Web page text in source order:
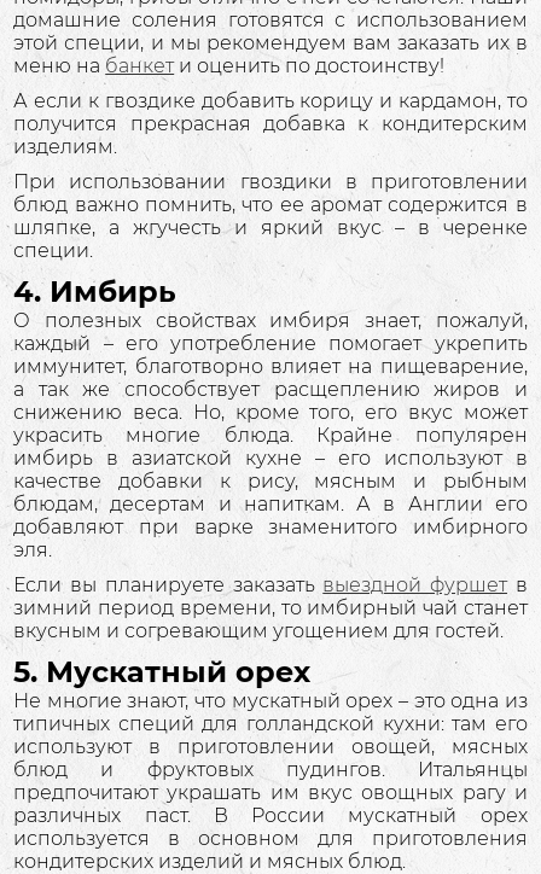
домашние соления готовятся с использованием
этой специи, и мы рекомендуем вам заказать их в
меню на банкети оценить по достоинству!
А если к гвоздике добавить корицу и кардамон, то
получится прекрасная добавка к кондитерским
изделиям.
При использовании гвоздики в приготовлении
блюд важно помнить, что ее аромат содержится в
шляпке, а жгучесть и яркий вкус – в черенке
специи.
4. Имбирь
О полезных свойствах имбиря знает, пожалуй,
каждый – его употребление помогает укрепить
иммунитет, благотворно влияет на пищеварение,
а так же способствует расщеплению жиров и
снижению веса. Но, кроме того, его вкус может
украсить многие блюда. Крайне популярен
имбирь в азиатской кухне – его используют в
качестве добавки к рису, мясным и рыбным
блюдам, десертам и напиткам. А в Англии его
добавляют при варке знаменитого имбирного
эля.
Если вы планируете заказать выездной фуршетв
зимний период времени, то имбирный чай станет
вкусным и согревающим угощением для гостей.
5. Мускатный орех
Не многие знают, что мускатный орех – это одна из
типичных специй для голландской кухни: там его
используют в приготовлении овощей, мясных
блюд и фруктовых пудингов. Итальянцы
предпочитают украшать им вкус овощных рагу и
различных паст. В России мускатный орех
используется в основном для приготовления
кондитерских изделий и мясных блюд.